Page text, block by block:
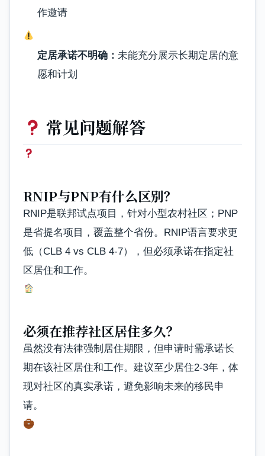
作邀请
定居承诺不明确： 未能充分展示长期定居的意
愿和计划
常见问题解答
RNIP与PNP有什么区别？
RNIP是联邦试点项目，针对小型农村社区；PNP
是省提名项目，覆盖整个省份。RNIP语言要求更
低（CLB 4 vs CLB 4-7），但必须承诺在指定社
区居住和工作。
必须在推荐社区居住多久？
虽然没有法律强制居住期限，但申请时需承诺长
期在该社区居住和工作。建议至少居住2-3年，体
现对社区的真实承诺，避免影响未来的移民申
请。